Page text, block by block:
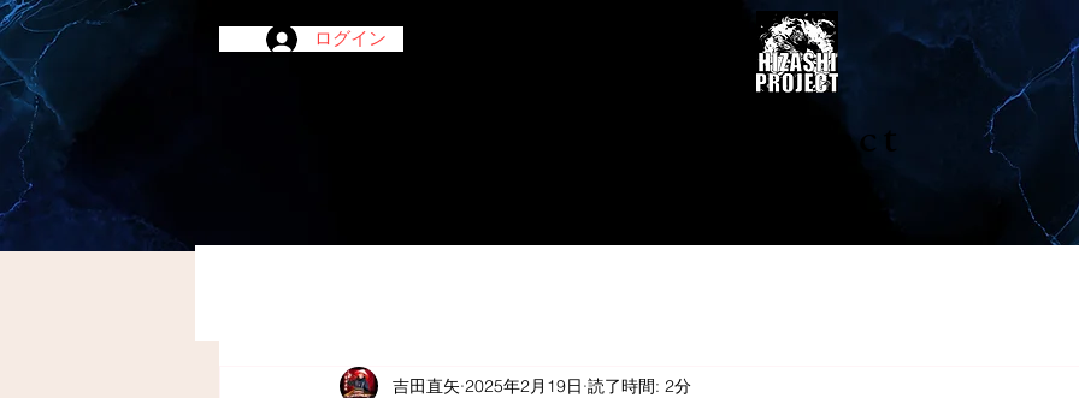
ログイン
陽project
吉田直矢 2025年2月19日 読了時間: 2分